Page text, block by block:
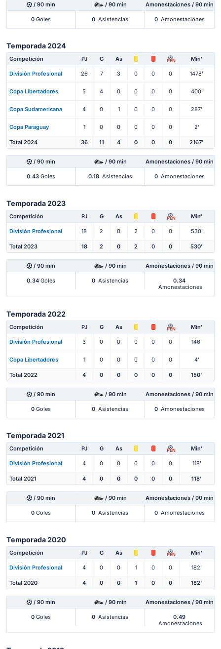
/ 90 min / 90 min Amonestaciones / 90 min
0 Goles 0 Asistencias 0 Amonestaciones
Temporada 2024
Competición PJ G As PEN Min'
División Profesional 26 7 3 0 0 0 1478'
Copa Libertadores 5 4 0 0 0 0 400'
Copa Sudamericana 4 0 1 0 0 0 287'
Copa Paraguay 1 0 0 0 0 0 2'
Total 2024 36 11 4 0 0 0 2167'
/ 90 min / 90 min Amonestaciones / 90 min
0.43 Goles 0.18 Asistencias 0 Amonestaciones
Temporada 2023
Competición PJ G As PEN Min'
División Profesional 18 2 0 2 0 0 530'
Total 2023 18 2 0 2 0 0 530'
/ 90 min / 90 min Amonestaciones / 90 min
0.34 Goles 0 Asistencias
0.34
Amonestaciones
Temporada 2022
Competición PJ G As PEN Min'
División Profesional 3 0 0 0 0 0 146'
Copa Libertadores 1 0 0 0 0 0 4'
Total 2022 4 0 0 0 0 0 150'
/ 90 min / 90 min Amonestaciones / 90 min
0 Goles 0 Asistencias 0 Amonestaciones
Temporada 2021
Competición PJ G As PEN Min'
División Profesional 4 0 0 0 0 0 118'
Total 2021 4 0 0 0 0 0 118'
/ 90 min / 90 min Amonestaciones / 90 min
0 Goles 0 Asistencias 0 Amonestaciones
Temporada 2020
Competición PJ G As PEN Min'
División Profesional 4 0 0 1 0 0 182'
Total 2020 4 0 0 1 0 0 182'
/ 90 min / 90 min Amonestaciones / 90 min
0 Goles 0 Asistencias
0.49
Amonestaciones